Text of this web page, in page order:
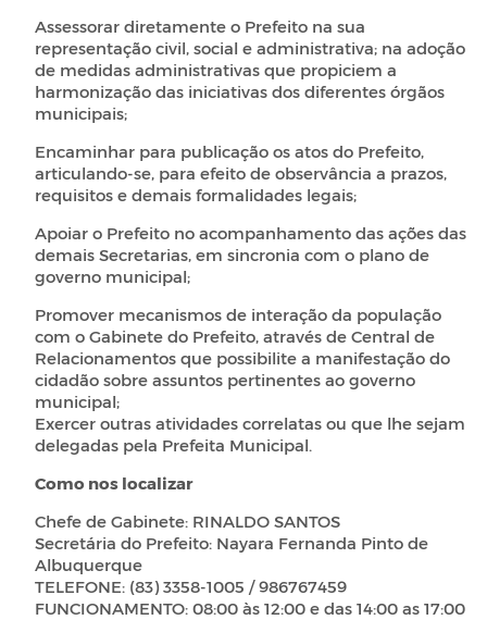
Assessorar diretamente o Prefeito na sua
representação civil, social e administrativa; na adoção
de medidas administrativas que propiciem a
harmonização das iniciativas dos diferentes órgãos
municipais;
Encaminhar para publicação os atos do Prefeito,
articulando-se, para efeito de observância a prazos,
requisitos e demais formalidades legais;
Apoiar o Prefeito no acompanhamento das ações das
demais Secretarias, em sincronia com o plano de
governo municipal;
Promover mecanismos de interação da população
com o Gabinete do Prefeito, através de Central de
Relacionamentos que possibilite a manifestação do
cidadão sobre assuntos pertinentes ao governo
municipal;
Exercer outras atividades correlatas ou que lhe sejam
delegadas pela Prefeita Municipal.
Como nos localizar
Chefe de Gabinete: RINALDO SANTOS
Secretária do Prefeito: Nayara Fernanda Pinto de
Albuquerque
TELEFONE: (83) 3358-1005 / 986767459
FUNCIONAMENTO: 08:00 às 12:00 e das 14:00 as 17:00